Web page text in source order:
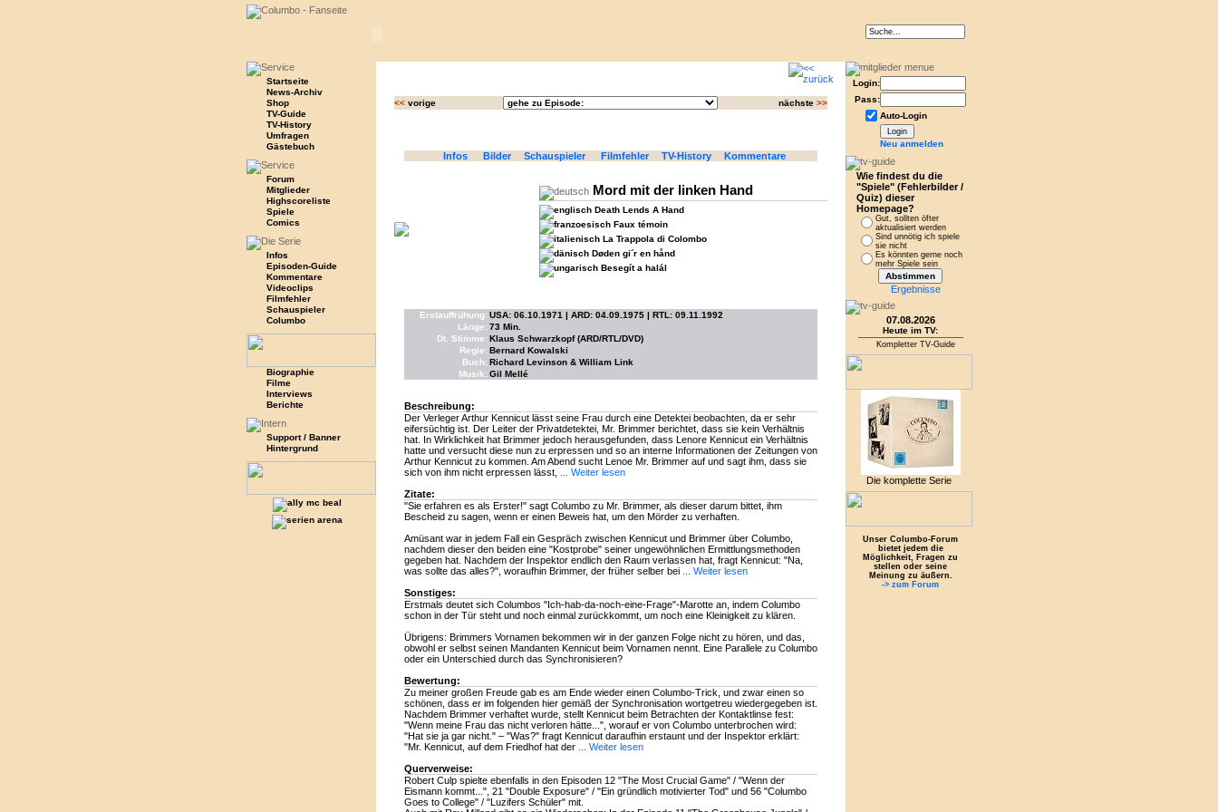
Startseite
News-Archiv
Shop
TV-Guide
TV-History
Umfragen
Gästebuch
Forum
Mitglieder
Highscoreliste
Spiele
Comics
Infos
Episoden-Guide
Kommentare
Videoclips
Filmfehler
Schauspieler
Columbo
Biographie
Filme
Interviews
Berichte
Support / Banner
Hintergrund
Login:
Pass:
Auto-Login
Neu anmelden
Wie findest du die
"Spiele" (Fehlerbilder /
Quiz) dieser
Homepage?
Gut, sollten öfter
aktualisiert werden
Sind unnötig ich spiele
sie nicht
Es könnten gerne noch
mehr Spiele sein
Ergebnisse
07.08.2026
Heute im TV:
Kompletter TV-Guide
Die komplette Serie
Unser Columbo-Forum
bietet jedem die
Möglichkeit, Fragen zu
stellen oder seine
Meinung zu äußern.
-> zum Forum
<<vorige nächste >>
Infos Bilder Schauspieler Filmfehler TV-History Kommentare
Mord mit der linken Hand
Death Lends A Hand
Faux témoin
La Trappola di Colombo
Døden gi´r en hånd
Besegít a halál
Erstauffrühung: USA: 06.10.1971 | ARD: 04.09.1975 | RTL: 09.11.1992
Länge: 73 Min.
Dt. Stimme: Klaus Schwarzkopf (ARD/RTL/DVD)
Regie: Bernard Kowalski
Buch: Richard Levinson & William Link
Musik: Gil Mellé
Beschreibung:
Der Verleger Arthur Kennicut lässt seine Frau durch eine Detektei beobachten, da er sehr
eifersüchtig ist. Der Leiter der Privatdetektei, Mr. Brimmer berichtet, dass sie kein Verhältnis
hat. In Wirklichkeit hat Brimmer jedoch herausgefunden, dass Lenore Kennicut ein Verhältnis
hatte und versucht diese nun zu erpressen und so an interne Informationen der Zeitungen von
Arthur Kennicut zu kommen. Am Abend sucht Lenoe Mr. Brimmer auf und sagt ihm, dass sie
sich von ihm nicht erpressen lässt,
... Weiter lesen
Zitate:
"Sie erfahren es als Erster!" sagt Columbo zu Mr. Brimmer, als dieser darum bittet, ihm
Bescheid zu sagen, wenn er einen Beweis hat, um den Mörder zu verhaften.
Amüsant war in jedem Fall ein Gespräch zwischen Kennicut und Brimmer über Columbo,
nachdem dieser den beiden eine "Kostprobe" seiner ungewöhnlichen Ermittlungsmethoden
gegeben hat. Nachdem der Inspektor endlich den Raum verlassen hat, fragt Kennicut: "Na,
was sollte das alles?", woraufhin Brimmer, der früher selber bei
... Weiter lesen
Sonstiges:
Erstmals deutet sich Columbos "Ich-hab-da-noch-eine-Frage"-Marotte an, indem Columbo
schon in der Tür steht und noch einmal zurückkommt, um noch eine Kleinigkeit zu klären.
Übrigens: Brimmers Vornamen bekommen wir in der ganzen Folge nicht zu hören, und das,
obwohl er selbst seinen Mandanten Kennicut beim Vornamen nennt. Eine Parallele zu Columbo
oder ein Unterschied durch das Synchronisieren?
Bewertung:
Zu meiner großen Freude gab es am Ende wieder einen Columbo-Trick, und zwar einen so
schönen, dass er im folgenden hier gemäß der Synchronisation wortgetreu wiedergegeben ist.
Nachdem Brimmer verhaftet wurde, stellt Kennicut beim Betrachten der Kontaktlinse fest:
"Wenn meine Frau das nicht verloren hätte...", worauf er von Columbo unterbrochen wird:
"Hat sie ja gar nicht." – "Was?" fragt Kennicut daraufhin erstaunt und der Inspektor erklärt:
"Mr. Kennicut, auf dem Friedhof hat der
... Weiter lesen
Querverweise:
Robert Culp spielte ebenfalls in den Episoden 12 "The Most Crucial Game" / "Wenn der
Eismann kommt...", 21 "Double Exposure" / "Ein gründlich motivierter Tod" und 56 "Columbo
Goes to College" / "Luzifers Schüler" mit.